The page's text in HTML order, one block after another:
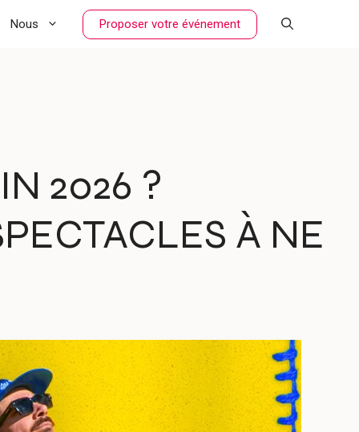
Nous Proposer votre événement
2026 ?
À NE